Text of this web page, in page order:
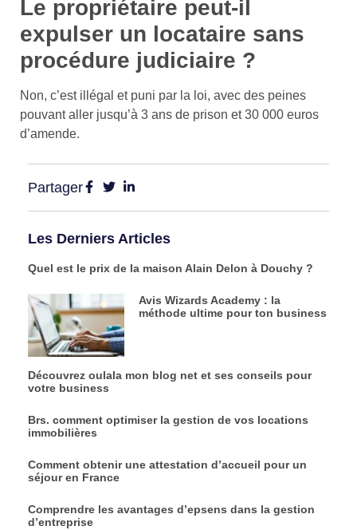
Le propriétaire peut-il
expulser un locataire sans
procédure judiciaire ?
Non, c’est illégal et puni par la loi, avec des peines
pouvant aller jusqu’à 3 ans de prison et 30 000 euros
d’amende.
Partager
Les Derniers Articles
Quel est le prix de la maison Alain Delon à Douchy ?
Avis Wizards Academy : la
méthode ultime pour ton business
Découvrez oulala mon blog net et ses conseils pour
votre business
Brs. comment optimiser la gestion de vos locations
immobilières
Comment obtenir une attestation d’accueil pour un
séjour en France
Comprendre les avantages d’epsens dans la gestion
d’entreprise